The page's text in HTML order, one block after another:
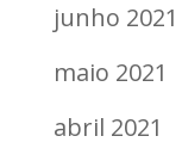
junho 2021
maio 2021
abril 2021